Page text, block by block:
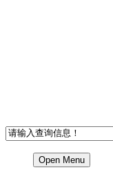
Open Menu